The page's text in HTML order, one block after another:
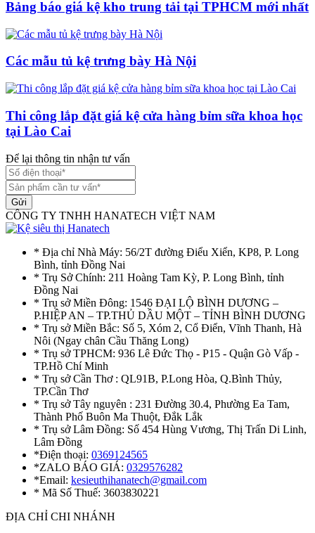
Bảng báo giá kệ kho trung tải tại TPHCM mới nhất
Các mẫu tủ kệ trưng bày Hà Nội
Thi công lắp đặt giá kệ cửa hàng bỉm sữa khoa học
tại Lào Cai
Để lại thông tin nhận tư vấn
Gửi
CÔNG TY TNHH HANATECH VIỆT NAM
* Địa chỉ Nhà Máy: 56/2T đường Điểu Xiển, KP8, P. Long
Bình, tỉnh Đồng Nai
* Trụ Sở Chính: 211 Hoàng Tam Kỳ, P. Long Bình, tỉnh
Đồng Nai
* Trụ sở Miền Đông: 1546 ĐẠI LỘ BÌNH DƯƠNG –
P.HIỆP AN – TP.THỦ DẦU MỘT – TỈNH BÌNH DƯƠNG
* Trụ sở Miền Bắc: Số 5, Xóm 2, Cổ Điển, Vĩnh Thanh, Hà
Nôi (Ngay chân Cầu Thăng Long)
* Trụ sở TPHCM: 936 Lê Đức Thọ - P15 - Quận Gò Vấp -
TP.Hồ Chí Minh
* Trụ sở Cần Thơ : QL91B, P.Long Hòa, Q.Bình Thủy,
TP.Cần Thơ
* Trụ sở Tây nguyên : 231 Đường 30.4, Phường Ea Tam,
Thành Phố Buôn Ma Thuột, Đắk Lắk
* Trụ sở Lâm Đồng: Số 454 Hùng Vương, Thị Trấn Di Linh,
Lâm Đồng
*Điện thoại: 0369124565
*ZALO BÁO GIÁ: 0329576282
*Email: kesieuthihanatech@gmail.com
* Mã Số Thuế: 3603830221
ĐỊA CHỈ CHI NHÁNH